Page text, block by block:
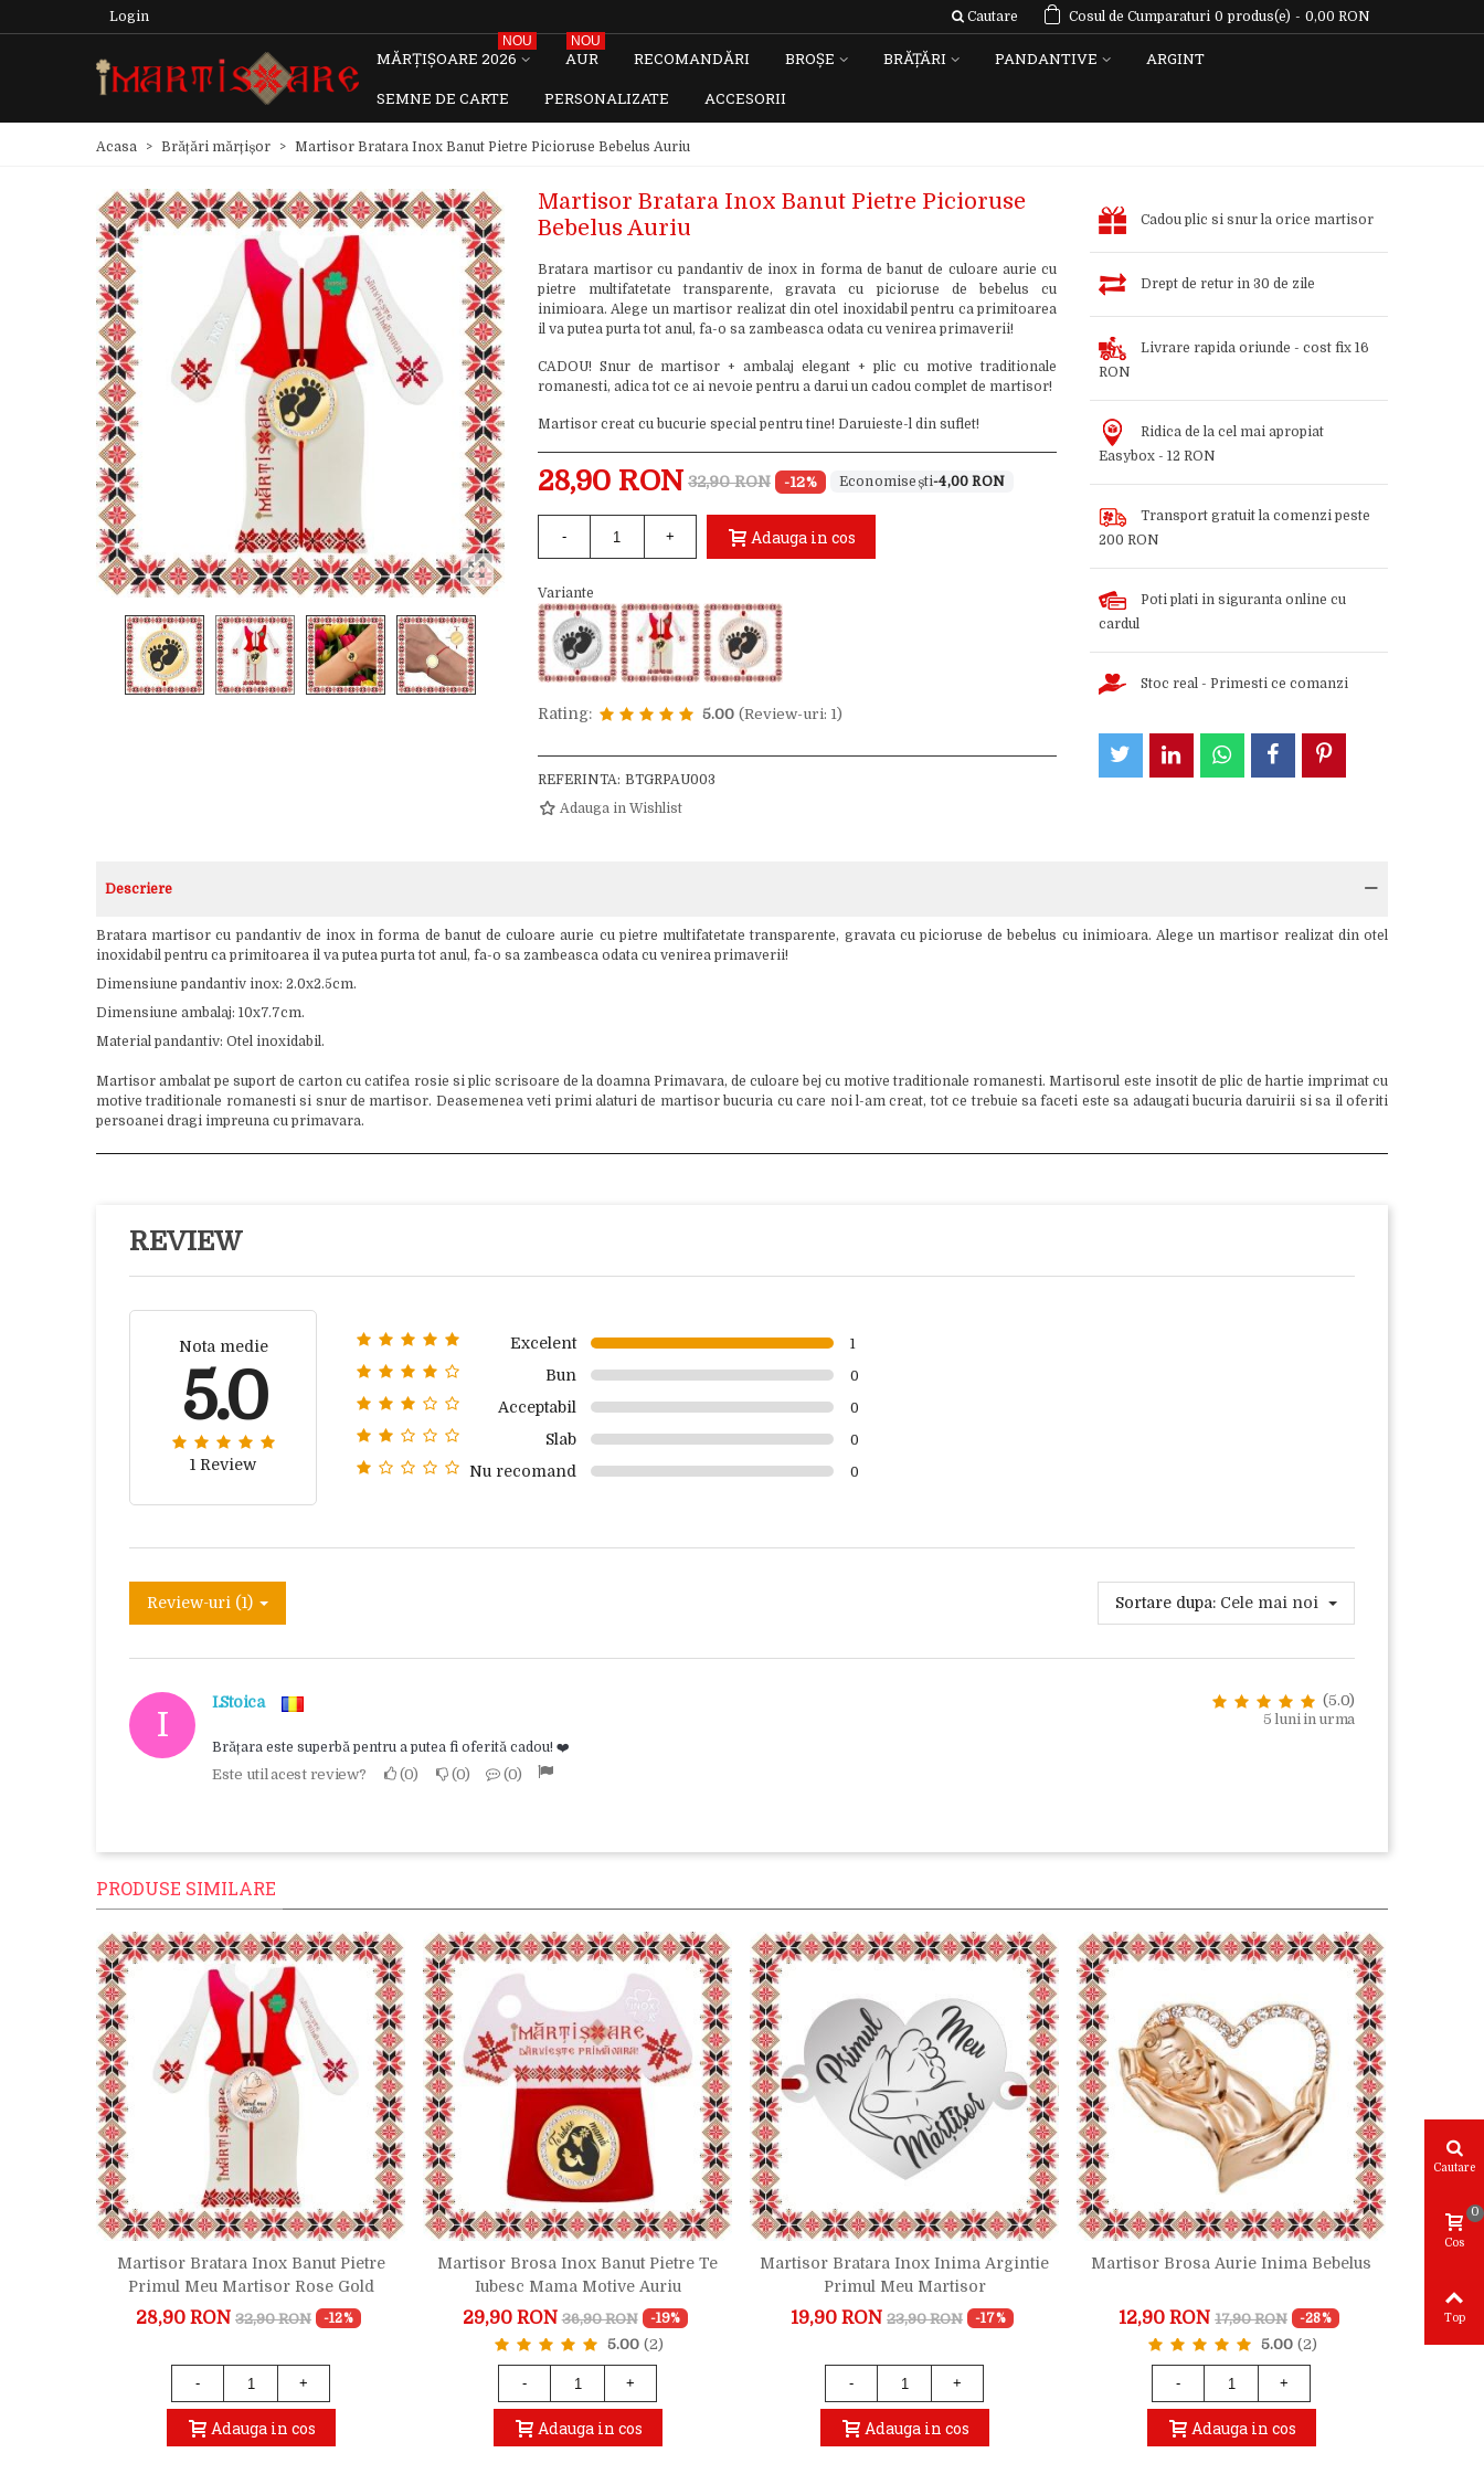
Login Cautare Cosul de Cumparaturi 0 produs(e) - 0,00 RON
MĂRȚIȘOARE 2026
NOU
AUR
NOU
RECOMANDĂRI BROȘE BRĂȚĂRI PANDANTIVE
ARGINT
SEMNE DE CARTE
PERSONALIZATE ACCESORII
Acasa > Brățări mărțișor > Martisor Bratara Inox Banut Pietre Picioruse Bebelus Auriu
Martisor Bratara Inox Banut Pietre Picioruse
Bebelus Auriu
Bratara martisor cu pandantiv de inox in forma de banut de culoare aurie cu
pietre multifatetate transparente, gravata cu picioruse de bebelus cu
inimioara. Alege un martisor realizat din otel inoxidabil pentru ca primitoarea
il va putea purta tot anul, fa-o sa zambeasca odata cu venirea primaverii!
CADOU! Snur de martisor + ambalaj elegant + plic cu motive traditionale
romanesti, adica tot ce ai nevoie pentru a darui un cadou complet de martisor!
Martisor creat cu bucurie special pentru tine! Daruieste-l din suflet!
28,90 RON 32,90 RON -12% -4,00 RON
- + Adauga in cos
Variante
Rating: 5.00 (Review-uri: 1)
REFERINTA: BTGRPAU003
Adauga in Wishlist
Cadou plic si snur la orice martisor
Drept de retur in 30 de zile
Livrare rapida oriunde - cost fix 16
RON
Ridica de la cel mai apropiat
Easybox - 12 RON
Transport gratuit la comenzi peste
200 RON
Poti plati in siguranta online cu
cardul
Stoc real - Primesti ce comanzi
Descriere
Bratara martisor cu pandantiv de inox in forma de banut de culoare aurie cu pietre multifatetate transparente, gravata cu picioruse de bebelus cu inimioara. Alege un martisor realizat din otel
inoxidabil pentru ca primitoarea il va putea purta tot anul, fa-o sa zambeasca odata cu venirea primaverii!
Dimensiune pandantiv inox: 2.0x2.5cm.
Dimensiune ambalaj: 10x7.7cm.
Material pandantiv: Otel inoxidabil.
Martisor ambalat pe suport de carton cu catifea rosie si plic scrisoare de la doamna Primavara, de culoare bej cu motive traditionale romanesti. Martisorul este insotit de plic de hartie imprimat cu
motive traditionale romanesti si snur de martisor. Deasemenea veti primi alaturi de martisor bucuria cu care noi l-am creat, tot ce trebuie sa faceti este sa adaugati bucuria daruirii si sa il oferiti
persoanei dragi impreuna cu primavara.
REVIEW
Nota medie
5.0
1 Review
Excelent 1
Bun 0
Acceptabil 0
Slab 0
Nu recomand 0
Review-uri (1) Sortare dupa: Cele mai noi
I
I.Stoica
(5.0)
5 luni in urma
Brățara este superbă pentru a putea fi oferită cadou! ❤️
Este util acest review? 0 0 0
PRODUSE SIMILARE
Martisor Bratara Inox Banut Pietre
Primul Meu Martisor Rose Gold
28,90 RON 32,90 RON -12%
- +
Adauga in cos
Martisor Brosa Inox Banut Pietre Te
Iubesc Mama Motive Auriu
29,90 RON 36,90 RON -19%
5.00 (2)
- +
Adauga in cos
Martisor Bratara Inox Inima Argintie
Primul Meu Martisor
19,90 RON 23,90 RON -17%
- +
Adauga in cos
Martisor Brosa Aurie Inima Bebelus
12,90 RON 17,90 RON -28%
5.00 (2)
- +
Adauga in cos
Cautare
Cos
0
Top